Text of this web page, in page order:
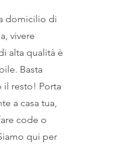
domicilio di
vivere
alta qualità è
Basta
il resto! Porta
a casa tua,
code o
qui per